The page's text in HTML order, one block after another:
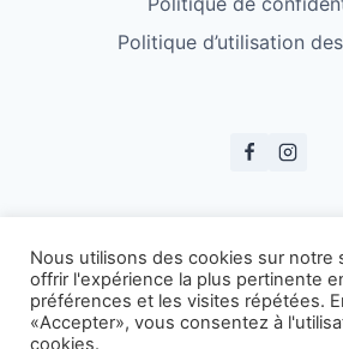
Politique d’utilisation
Nous utilisons des cookies sur notre
offrir l'expérience la plus pertinente
préférences et les visites répétées.
«Accepter», vous consentez à
cookies.